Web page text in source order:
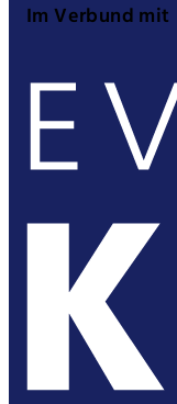
Im Verbund mit